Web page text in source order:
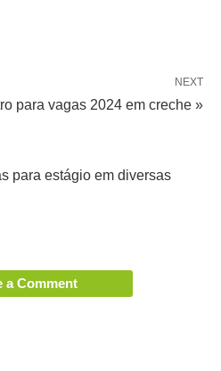
NEXT
para vagas 2024 em creche »
para estágio em diversas
a Comment